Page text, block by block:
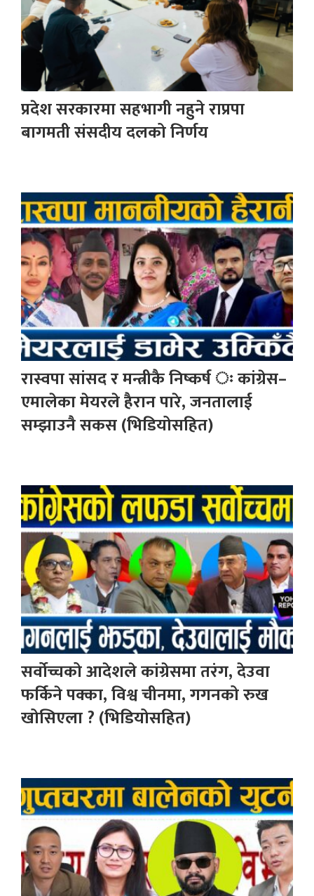
प्रदेश सरकारमा सहभागी नहुने राप्रपा
बागमती संसदीय दलको निर्णय
रास्वपा सांसद र मन्त्रीकै निष्कर्ष ः कांग्रेस–
एमालेका मेयरले हैरान पारे, जनतालाई
सम्झाउनै सकस (भिडियोसहित)
सर्वोच्चको आदेशले कांग्रेसमा तरंग, देउवा
फर्किने पक्का, विश्व चीनमा, गगनको रुख
खोसिएला ? (भिडियोसहित)